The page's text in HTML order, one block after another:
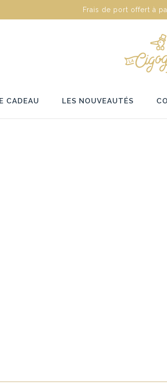
Frais de port offert à
CADEAU LES NOUVEAUTÉS